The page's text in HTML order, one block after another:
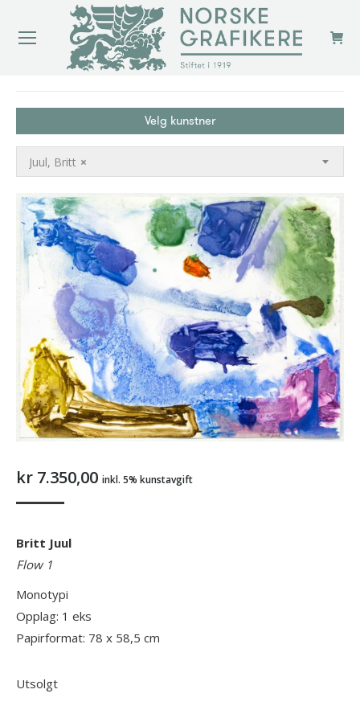
Velg kunstner
×
Juul, Britt
kr 7.350,00 inkl. 5% kunstavgift
Britt Juul
Flow 1
Monotypi
Opplag: 1 eks
Papirformat: 78 x 58,5 cm
Utsolgt